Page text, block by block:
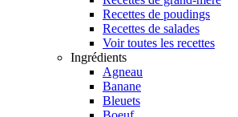
Recettes de poudings
Recettes de salades
Voir toutes les recettes
Ingrédients
Agneau
Banane
Bleuets